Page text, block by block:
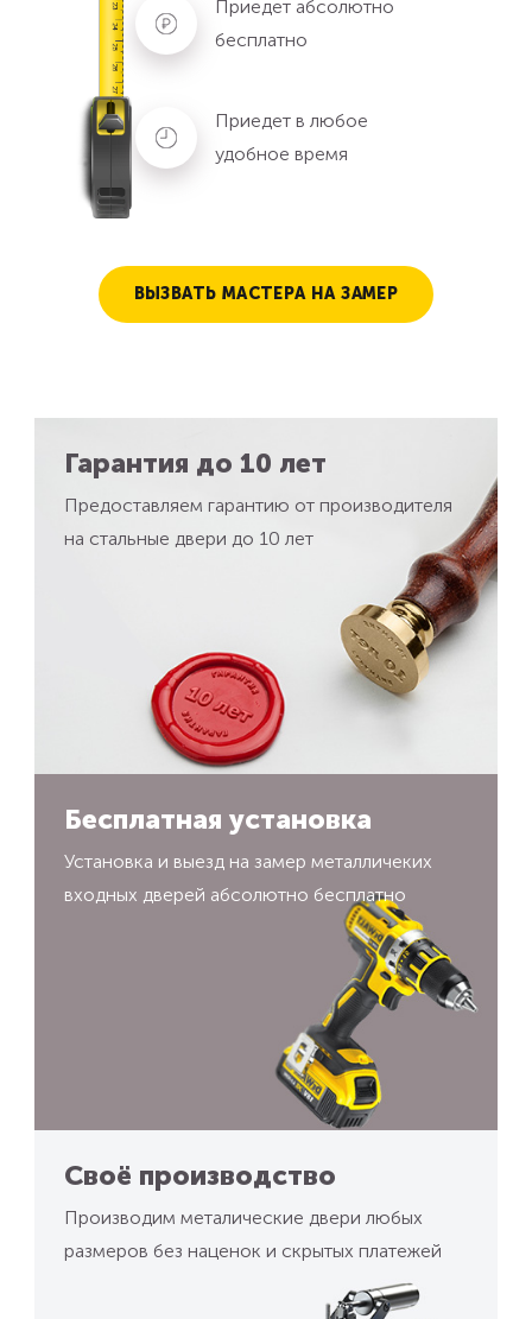
Приедет абсолютно
бесплатно
Приедет в любое
удобное время
ВЫЗВАТЬ МАСТЕРА НА ЗАМЕР
Гарантия до 10 лет
Предоставляем гарантию от производителя
на стальные двери до 10 лет
Бесплатная установка
Установка и выезд на замер металличеких
входных дверей абсолютно бесплатно
Своё производство
Производим металические двери любых
размеров без наценок и скрытых платежей